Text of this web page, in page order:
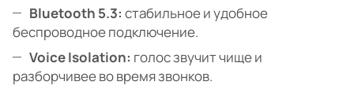
Bluetooth 5.3: стабильное и удобное
беспроводное подключение.
Voice Isolation: голос звучит чище и
разборчивее во время звонков.